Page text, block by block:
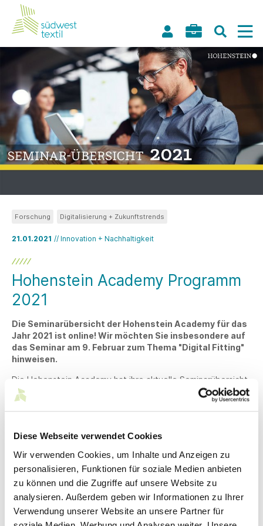
Diese Webseite verwendet Cookies
Wir verwenden Cookies, um Inhalte und Anzeigen zu
personalisieren, Funktionen für soziale Medien anbieten
zu können und die Zugriffe auf unsere Website zu
analysieren. Außerdem geben wir Informationen zu Ihrer
Verwendung unserer Website an unsere Partner für
21.01.2021 // Innovation + Nachhaltigkeit
Forschung Digitalisierung + Zukunftstrends
Hohenstein Academy Programm
2021
Die Seminarübersicht der Hohenstein Academy für das
Jahr 2021 ist online! Wir möchten Sie insbesondere auf
das Seminar am 9. Februar zum Thema "Digital Fitting"
hinweisen.
Die Hohenstein Academy hat ihre aktuelle Seminarübersicht
für das Jahr 2021 veröffentlicht. Dieses können Siehier
herunterladen.
Fashion Digitalisierung" am 9. Februar.
Mit 3D-Design und Visualisierung schneller am Point-of-Sale
sein! Die 3D Technologien erlauben uns effizienter zu
arbeiten und dabei Ressourcen einzusparen. Doch vor der
Einführung der 3D Technologie gilt es Fragen zu klären: Wo
in der Supply Chain ist 3D optimalerweise anzuwenden? Wer
ist mein Anwender? Was sind die Voraussetzungen? Wie